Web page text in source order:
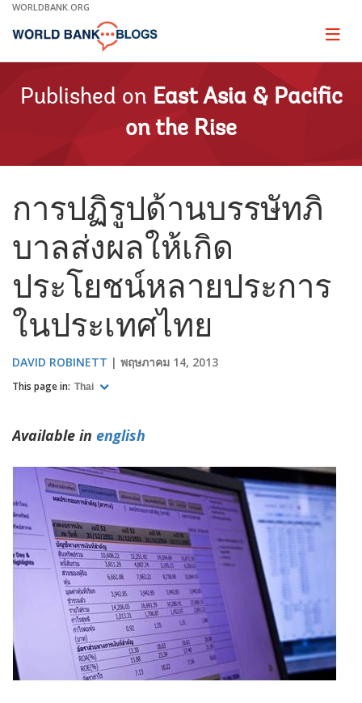
Skip
Main
WORLDBANK.ORG
Page
Published on East Asia & Pacific
on the Rise
การปฏิรูปด้านบรรษัทภิ
บาลส่งผลให้เกิด
ประโยชน์หลายประการ
ในประเทศไทย
DAVID ROBINETT พฤษภาคม 14, 2013
This page in: Thai
Available in english